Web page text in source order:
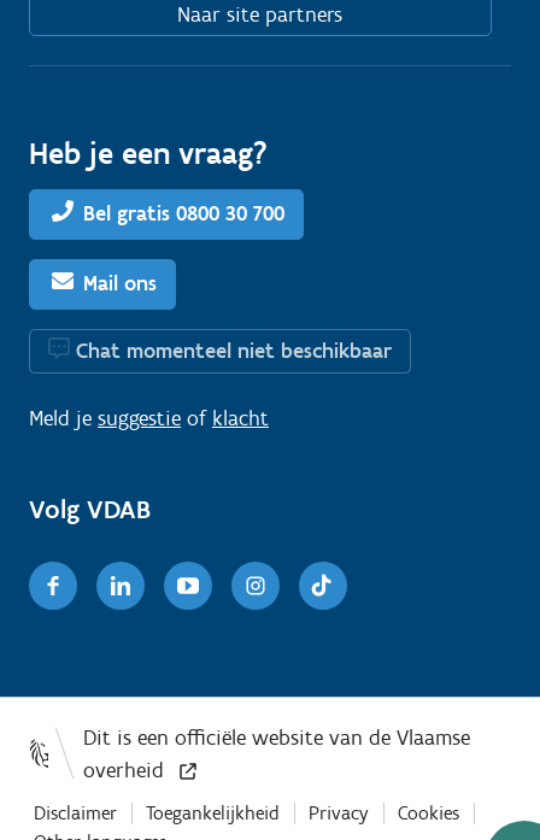
Naar site partners
Heb je een vraag?
Bel gratis 0800 30 700
Mail ons
Chat momenteel niet beschikbaar
Meld je suggestie of klacht
Volg VDAB
FacebookLinkedinYoutubeInstagram
Disclaimer Toegankelijkheid Privacy
Cookies